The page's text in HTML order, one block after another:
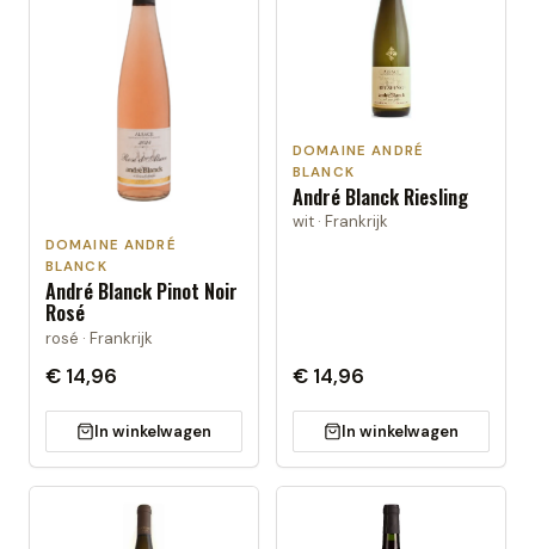
DOMAINE ANDRÉ
BLANCK
André Blanck Pinot Noir
Rosé
rosé · Frankrijk
€ 14,96
In winkelwagen
DOMAINE ANDRÉ
BLANCK
André Blanck Riesling
wit · Frankrijk
€ 14,96
In winkelwagen